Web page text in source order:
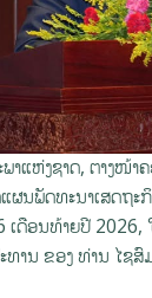
າແຫ່ງຊາດ, ຕາງໜ້າ
ນພັດທະນາເສດຖ
ດືອນທ້າຍປີ
ານ ຂອງ ທ່ານ ໄຊ